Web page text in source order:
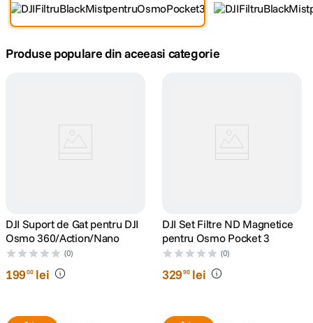
3. trepied telefon
sony fx
10. dji osmo
Produse populare din aceeasi categorie
DJI Suport de Gat pentru DJI
Osmo 360/Action/Nano
(0)
19900 lei
DJI Set Filtre ND Magnetice
pentru Osmo Pocket 3
(0)
32990 lei